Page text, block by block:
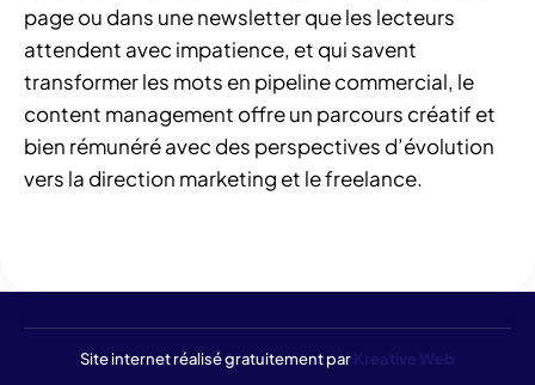
page ou dans une newsletter que les lecteurs
attendent avec impatience, et qui savent
transformer les mots en pipeline commercial, le
content management offre un parcours créatif et
bien rémunéré avec des perspectives d’évolution
vers la direction marketing et le freelance.
Site internet réalisé gratuitement parKreative Web